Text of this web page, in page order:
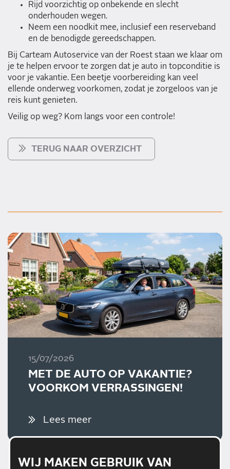
Rijd voorzichtig op onbekende en slecht
onderhouden wegen.
Neem een noodkit mee, inclusief een reserveband
en de benodigde gereedschappen.
Bij Carteam Autoservice van der Roest staan we klaar om
je te helpen ervoor te zorgen dat je auto in topconditie is
voor je vakantie. Een beetje voorbereiding kan veel
ellende onderweg voorkomen, zodat je zorgeloos van je
reis kunt genieten.
Veilig op weg? Kom langs voor een controle!
TERUG NAAR OVERZICHT
15/07/2026
MET DE AUTO OP VAKANTIE?
VOORKOM VERRASSINGEN!
Lees meer
WIJ MAKEN GEBRUIK VAN